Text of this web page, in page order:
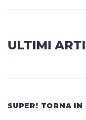
ULTIMI
SUPER! TORNA